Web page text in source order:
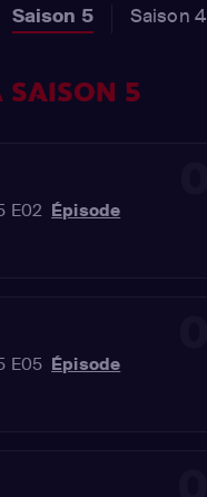
Saison 5 Saison 4
SAISON 5
E02 Épisode
E05 Épisode